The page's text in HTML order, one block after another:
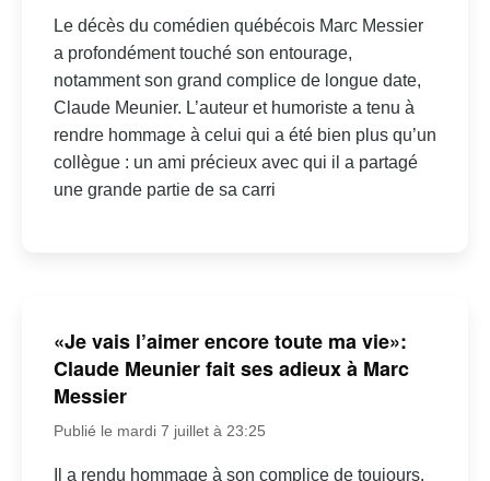
Le décès du comédien québécois Marc Messier
a profondément touché son entourage,
notamment son grand complice de longue date,
Claude Meunier. L’auteur et humoriste a tenu à
rendre hommage à celui qui a été bien plus qu’un
collègue : un ami précieux avec qui il a partagé
une grande partie de sa carri
«Je vais l’aimer encore toute ma vie»:
Claude Meunier fait ses adieux à Marc
Messier
Publié le mardi 7 juillet à 23:25
Il a rendu hommage à son complice de toujours.